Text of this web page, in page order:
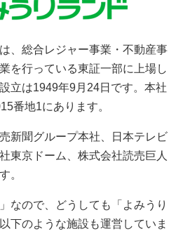
、総合レジャー事業・不動産事
を行っている東証一部に上場し
立は1949年9月24日です。本社
番地1にあります。
新聞グループ本社、日本テレビ
東京ドーム、株式会社読売巨人
。
なので、どうしても「よみうり
下のような施設も運営していま